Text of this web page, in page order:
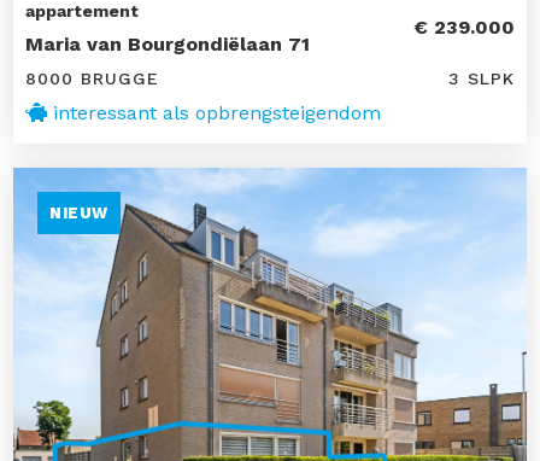
appartement
Maria van Bourgondiëlaan 71
€ 239.000
8000 BRUGGE 3 SLPK
interessant als opbrengsteigendom
NIEUW